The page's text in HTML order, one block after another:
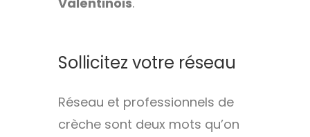
Sollicitez votre réseau
Réseau et professionnels de
crèche sont deux mots qu’on